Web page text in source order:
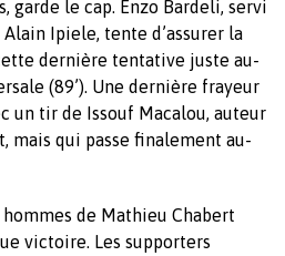
garde le cap. Enzo Bardeli, servi
Ipiele, tente d’assurer la
dernière tentative juste au-
(89’). Une dernière frayeur
un tir de Issouf Macalou, auteur
mais qui passe finalement au-
de Mathieu Chabert
victoire. Les supporters